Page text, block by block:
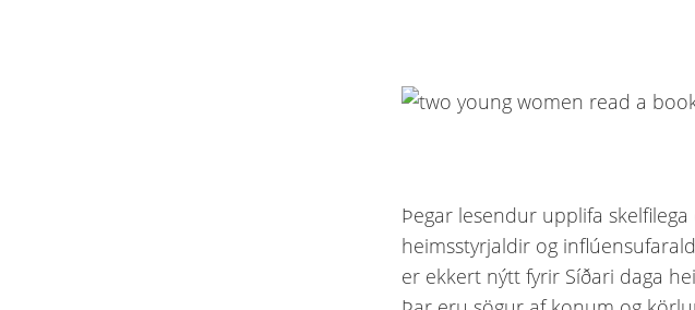
Þegar lesendur upplifa
heimsstyrjaldir og
er ekkert nýtt fyrir Síðari daga